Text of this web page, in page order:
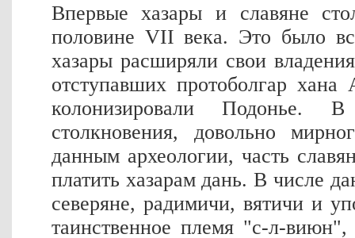
Впервые хазары и славяне
половине VII века. Это было
хазары расширяли свои
отступавших протоболгар хана
колонизировали Подонье. В
столкновения, довольно
данным археологии, часть
платить хазарам дань. В числе
северяне, радимичи, вятичи и
таинственное племя "с-л-